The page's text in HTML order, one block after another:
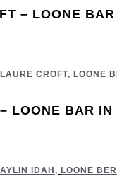
– LOONE
LAURE CROFT, LOONE
LOONE BAR IN
AYLIN IDAH , LOONE